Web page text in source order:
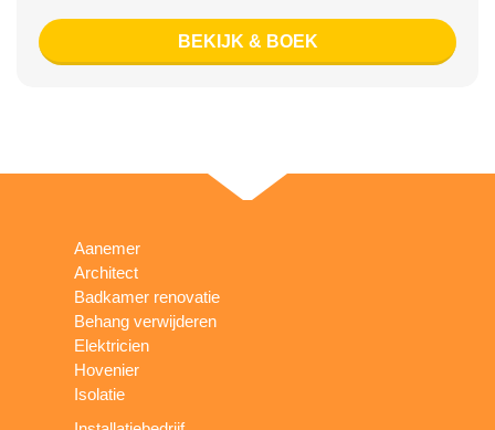
BEKIJK & BOEK
Aanemer
Architect
Badkamer renovatie
Behang verwijderen
Elektricien
Hovenier
Isolatie